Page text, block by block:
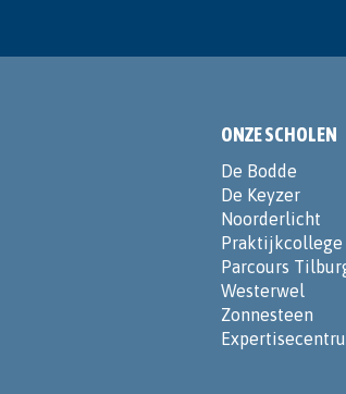
ONZE SCHOLEN
De Bodde
De Keyzer
Noorderlicht
Parcours
Westerwel
Zonnesteen